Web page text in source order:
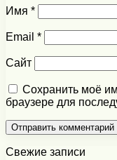
Имя *
Email *
Сайт
Сохранить моё
браузере для
Свежие записи